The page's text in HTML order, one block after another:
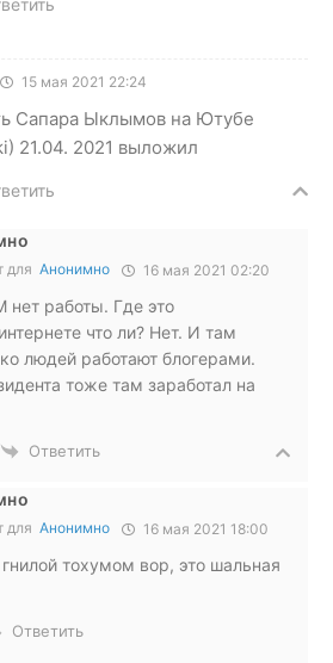
15 мая 2021 22:24
Сапара Ыклымов на Ютубе
21.04. 2021 выложил
для Анонимно 16 мая 2021 02:20
нет работы. Где это
что ли? Нет. И там
людей работают блогерами.
тоже там заработал на
Ответить
для Анонимно 16 мая 2021 18:00
тохумом вор, это шальная
Ответить